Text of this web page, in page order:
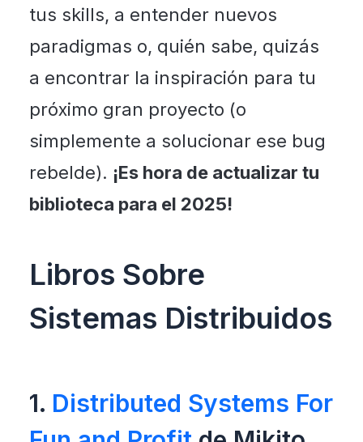
tus skills, a entender nuevos
paradigmas o, quién sabe, quizás
a encontrar la inspiración para tu
próximo gran proyecto (o
simplemente a solucionar ese bug
rebelde). ¡Es hora de actualizar tu
biblioteca para el 2025!
Libros Sobre
Sistemas Distribuidos
1. Distributed Systems For